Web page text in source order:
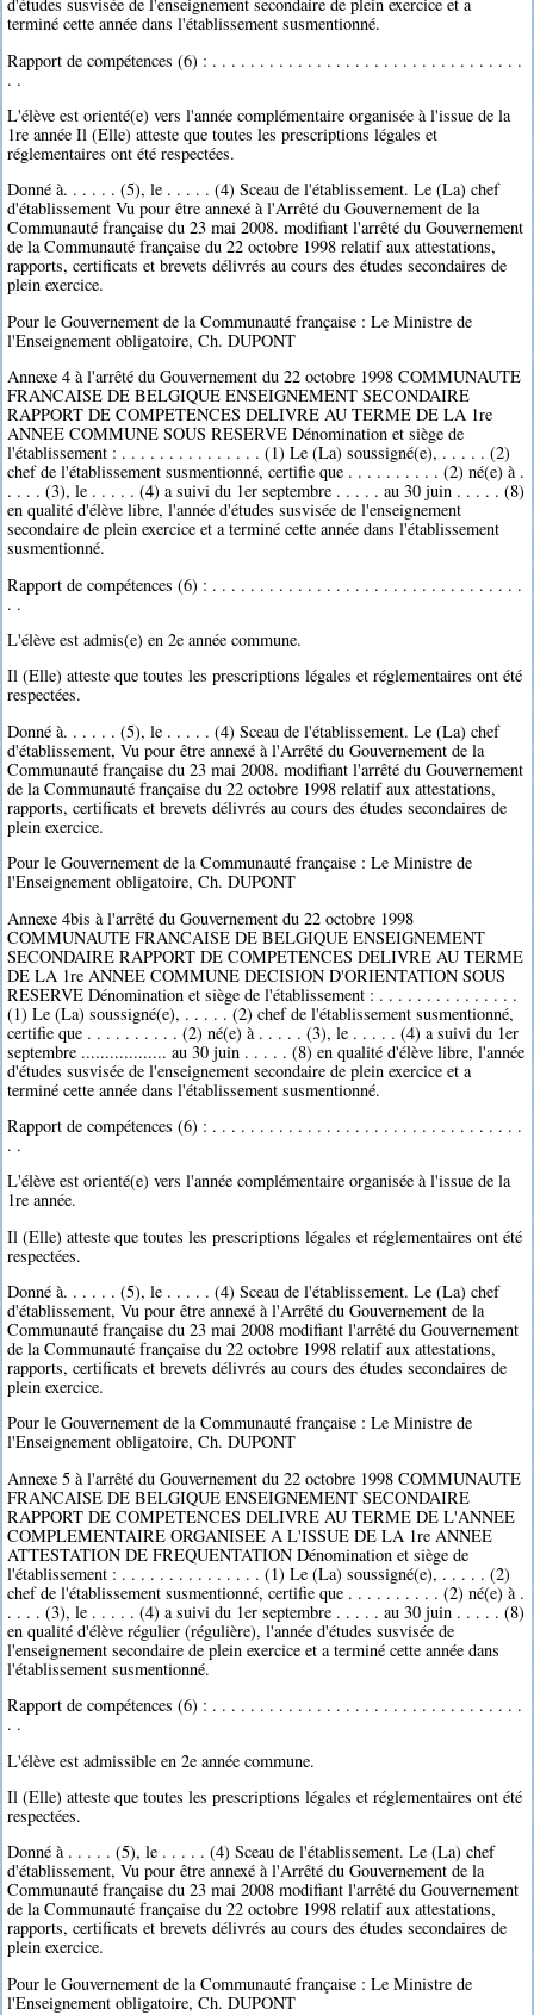
terminé cette année dans l'établissement susmentionné.
Rapport de compétences (6) : . . . . . . . . . . . . . . . . . . . . . . . . . . . . . . . . .
. .
L'élève est orienté(e) vers l'année complémentaire organisée à l'issue de la
1re année Il (Elle) atteste que toutes les prescriptions légales et
réglementaires ont été respectées.
Donné à. . . . . . (5), le . . . . . (4) Sceau de l'établissement. Le (La) chef
d'établissement Vu pour être annexé à l'Arrêté du Gouvernement de la
Communauté française du 23 mai 2008. modifiant l'arrêté du Gouvernement
de la Communauté française du 22 octobre 1998 relatif aux attestations,
rapports, certificats et brevets délivrés au cours des études secondaires de
plein exercice.
Pour le Gouvernement de la Communauté française : Le Ministre de
l'Enseignement obligatoire, Ch. DUPONT
Annexe 4 à l'arrêté du Gouvernement du 22 octobre 1998 COMMUNAUTE
FRANCAISE DE BELGIQUE ENSEIGNEMENT SECONDAIRE
RAPPORT DE COMPETENCES DELIVRE AU TERME DE LA 1re
ANNEE COMMUNE SOUS RESERVE Dénomination et siège de
l'établissement : . . . . . . . . . . . . . . . (1) Le (La) soussigné(e), . . . . . (2)
chef de l'établissement susmentionné, certifie que . . . . . . . . . . (2) né(e) à .
. . . . (3), le . . . . . (4) a suivi du 1er septembre . . . . . au 30 juin . . . . . (8)
en qualité d'élève libre, l'année d'études susvisée de l'enseignement
secondaire de plein exercice et a terminé cette année dans l'établissement
susmentionné.
Rapport de compétences (6) : . . . . . . . . . . . . . . . . . . . . . . . . . . . . . . . . .
. .
L'élève est admis(e) en 2e année commune.
Il (Elle) atteste que toutes les prescriptions légales et réglementaires ont été
respectées.
Donné à. . . . . . (5), le . . . . . (4) Sceau de l'établissement. Le (La) chef
d'établissement, Vu pour être annexé à l'Arrêté du Gouvernement de la
Communauté française du 23 mai 2008. modifiant l'arrêté du Gouvernement
de la Communauté française du 22 octobre 1998 relatif aux attestations,
rapports, certificats et brevets délivrés au cours des études secondaires de
plein exercice.
Pour le Gouvernement de la Communauté française : Le Ministre de
l'Enseignement obligatoire, Ch. DUPONT
Annexe 4bis à l'arrêté du Gouvernement du 22 octobre 1998
COMMUNAUTE FRANCAISE DE BELGIQUE ENSEIGNEMENT
SECONDAIRE RAPPORT DE COMPETENCES DELIVRE AU TERME
DE LA 1re ANNEE COMMUNE DECISION D'ORIENTATION SOUS
RESERVE Dénomination et siège de l'établissement : . . . . . . . . . . . . . . .
(1) Le (La) soussigné(e), . . . . . (2) chef de l'établissement susmentionné,
certifie que . . . . . . . . . . (2) né(e) à . . . . . (3), le . . . . . (4) a suivi du 1er
septembre .................. au 30 juin . . . . . (8) en qualité d'élève libre, l'année
d'études susvisée de l'enseignement secondaire de plein exercice et a
terminé cette année dans l'établissement susmentionné.
Rapport de compétences (6) : . . . . . . . . . . . . . . . . . . . . . . . . . . . . . . . . .
. .
L'élève est orienté(e) vers l'année complémentaire organisée à l'issue de la
1re année.
Il (Elle) atteste que toutes les prescriptions légales et réglementaires ont été
respectées.
Donné à. . . . . . (5), le . . . . . (4) Sceau de l'établissement. Le (La) chef
d'établissement, Vu pour être annexé à l'Arrêté du Gouvernement de la
Communauté française du 23 mai 2008 modifiant l'arrêté du Gouvernement
de la Communauté française du 22 octobre 1998 relatif aux attestations,
rapports, certificats et brevets délivrés au cours des études secondaires de
plein exercice.
Pour le Gouvernement de la Communauté française : Le Ministre de
l'Enseignement obligatoire, Ch. DUPONT
Annexe 5 à l'arrêté du Gouvernement du 22 octobre 1998 COMMUNAUTE
FRANCAISE DE BELGIQUE ENSEIGNEMENT SECONDAIRE
RAPPORT DE COMPETENCES DELIVRE AU TERME DE L'ANNEE
COMPLEMENTAIRE ORGANISEE A L'ISSUE DE LA 1re ANNEE
ATTESTATION DE FREQUENTATION Dénomination et siège de
l'établissement : . . . . . . . . . . . . . . . (1) Le (La) soussigné(e), . . . . . (2)
chef de l'établissement susmentionné, certifie que . . . . . . . . . . (2) né(e) à .
. . . . (3), le . . . . . (4) a suivi du 1er septembre . . . . . au 30 juin . . . . . (8)
en qualité d'élève régulier (régulière), l'année d'études susvisée de
l'enseignement secondaire de plein exercice et a terminé cette année dans
l'établissement susmentionné.
Rapport de compétences (6) : . . . . . . . . . . . . . . . . . . . . . . . . . . . . . . . . .
. .
L'élève est admissible en 2e année commune.
Il (Elle) atteste que toutes les prescriptions légales et réglementaires ont été
respectées.
Donné à . . . . . (5), le . . . . . (4) Sceau de l'établissement. Le (La) chef
d'établissement, Vu pour être annexé à l'Arrêté du Gouvernement de la
Communauté française du 23 mai 2008 modifiant l'arrêté du Gouvernement
de la Communauté française du 22 octobre 1998 relatif aux attestations,
rapports, certificats et brevets délivrés au cours des études secondaires de
plein exercice.
Pour le Gouvernement de la Communauté française : Le Ministre de
l'Enseignement obligatoire, Ch. DUPONT